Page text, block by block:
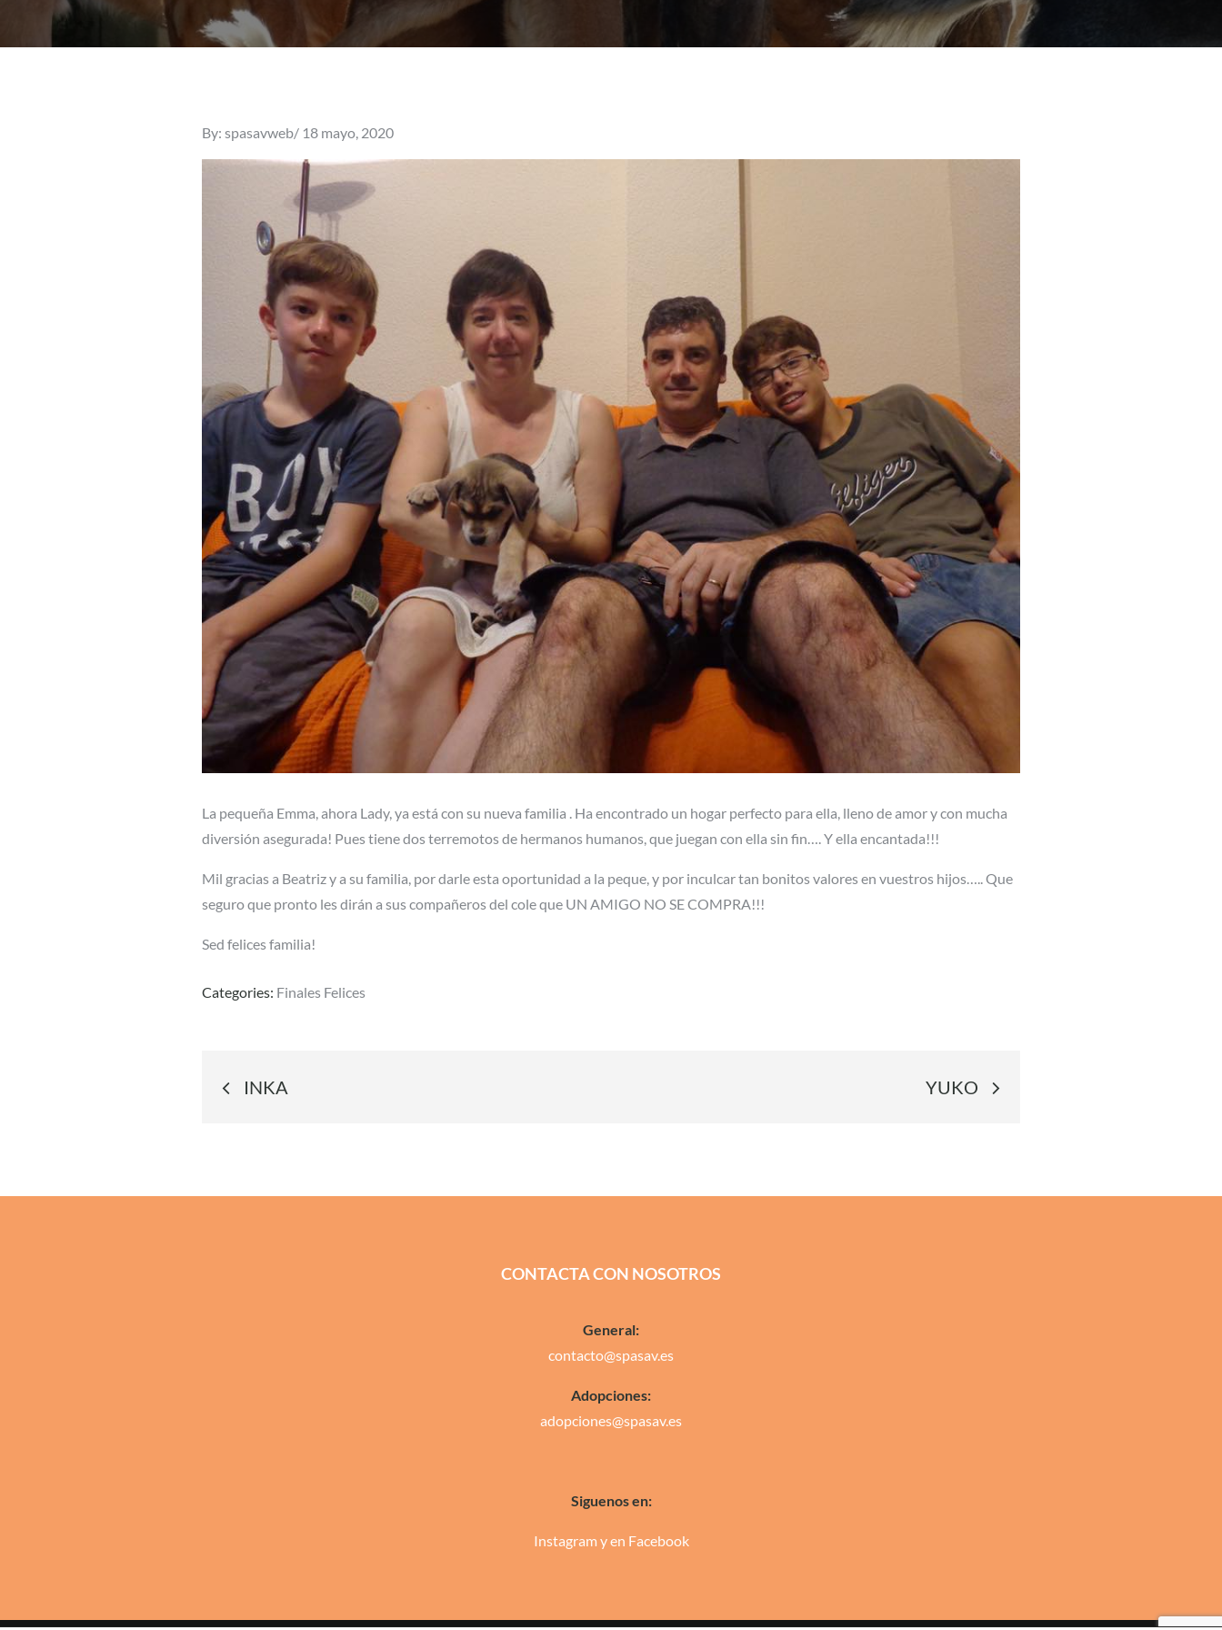
By: spasavweb Posted
on
18 mayo, 2020
La pequeña Emma, ahora Lady, ya está con su nueva familia . Ha encontrado un hogar perfecto para ella, lleno de amor y con mucha
diversión asegurada! Pues tiene dos terremotos de hermanos humanos, que juegan con ella sin fin…. Y ella encantada!!!
Mil gracias a Beatriz y a su familia, por darle esta oportunidad a la peque, y por inculcar tan bonitos valores en vuestros hijos….. Que
seguro que pronto les dirán a sus compañeros del cole que UN AMIGO NO SE COMPRA!!!
Sed felices familia!
Categories: Finales Felices
Navegación
INKA YUKO
CONTACTA CON NOSOTROS
General:
contacto@spasav.es
Adopciones:
adopciones@spasav.es
Siguenos en:
Instagramy en Facebook